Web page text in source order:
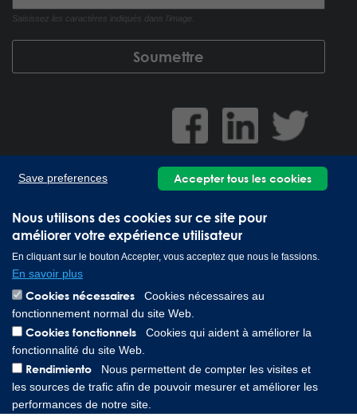
Saisissez les caractères indiqués dans l'image.
Germany | Téléphone: 0049 2351 985 949 0
Nous utilisons des cookies sur ce site pour
améliorer votre expérience utilisateur
En cliquant sur le bouton Accepter, vous acceptez que nous le fassions.
En savoir plus
Cookies nécessaires
Cookies nécessaires au
fonctionnement normal du site Web.
Cookies fonctionnels
Cookies qui aident à améliorer la
fonctionnalité du site Web.
Rendimiento
Nous permettent de compter les visites et
les sources de trafic afin de pouvoir mesurer et améliorer les
performances de notre site.
Save preferences Accepter tous les cookies